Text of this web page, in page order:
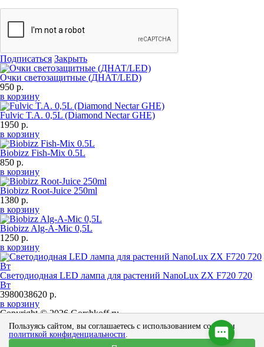
Подписаться Закрыть
Очки светозащитные (ДНАТ/LED)
950 р.
в корзину
Fulvic T.A. 0,5L (Diamond Nectar GHE)
1950 р.
в корзину
Biobizz Fish-Mix 0.5L
850 р.
в корзину
Biobizz Root-Juice 250ml
1380 р.
в корзину
Biobizz Alg-A-Mic 0,5L
1250 р.
в корзину
Светодиодная LED лампа для растений NanoLux ZX F720 720
Вт
3980038620 р.
в корзину
Copyright © 2026 Gorshkoff.ru
Omnia mutantur, nihil interit
Не является публичной офертой
Пользуясь сайтом, вы соглашаетесь с использованием cookies и
политикой конфиденциальности.